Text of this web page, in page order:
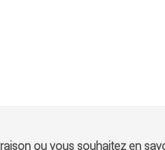
ou vous souhaitez en